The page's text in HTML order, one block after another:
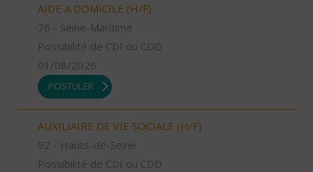
AIDE A DOMICILE (H/F)
76 - Seine-Maritime
Possibilité de CDI ou CDD
01/08/2026
POSTULER
AUXILIAIRE DE VIE SOCIALE (H/F)
92 - Hauts-de-Seine
Possibilité de CDI ou CDD